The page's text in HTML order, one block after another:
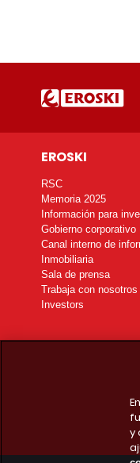
EROSKI
RSC
Memoria 2025
Información para
Gobierno corporativo
Canal interno de
Inmobiliaria
Sala de prensa
Trabaja con nosotros
Investors
y